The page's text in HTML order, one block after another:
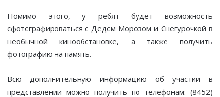
Помимо этого, у ребят будет возможность
сфотографироваться с Дедом Морозом и Снегурочкой в
необычной кинообстановке, а также получить
фотографию на память.
Всю дополнительную информацию об участии в
представлении можно получить по телефонам: (8452)